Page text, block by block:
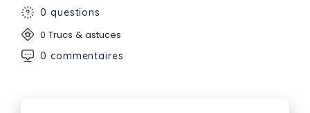
0 questions
0 Trucs & astuces
0 commentaires